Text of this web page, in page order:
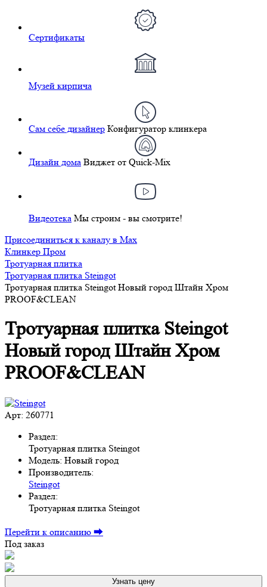
Сертификаты
Музей кирпича
Сам себе дизайнер Конфигуратор клинкера
Дизайн дома Виджет от Quick-Mix
Видеотека Мы строим - вы смотрите!
Присоединиться к каналу в Max
Клинкер Пром
Тротуарная плитка
Тротуарная плитка Steingot
Тротуарная плитка Steingot Новый город Штайн Хром
PROOF&CLEAN
Тротуарная плитка Steingot
Новый город Штайн Хром
PROOF&CLEAN
Арт: 260771
Раздел:
Тротуарная плитка Steingot
Модель: Новый город
Производитель:
Steingot
Раздел:
Тротуарная плитка Steingot
Перейти к описанию ⮕
Под заказ
Узнать цену